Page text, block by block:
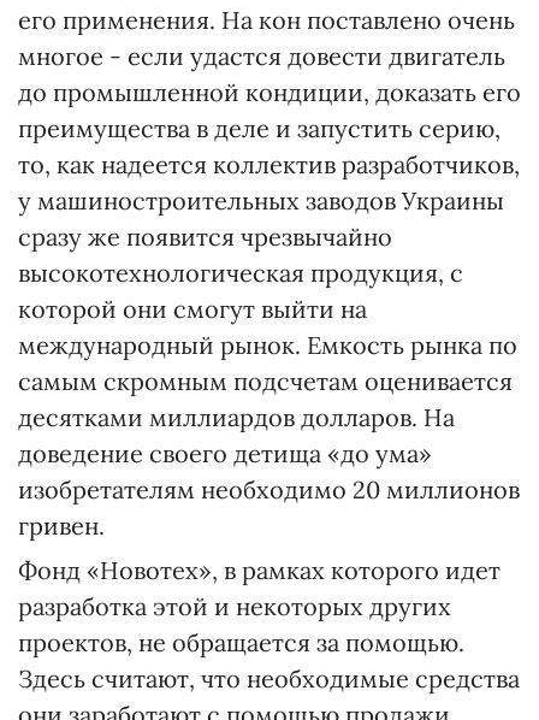
его применения. На кон поставлено очень
многое - если удастся довести двигатель
до промышленной кондиции, доказать его
преимущества в деле и запустить серию,
то, как надеется коллектив разработчиков,
у машиностроительных заводов Украины
сразу же появится чрезвычайно
высокотехнологическая продукция, с
которой они смогут выйти на
международный рынок. Емкость рынка по
самым скромным подсчетам оценивается
десятками миллиардов долларов. На
доведение своего детища «до ума»
изобретателям необходимо 20 миллионов
гривен.
Фонд «Новотех», в рамках которого идет
разработка этой и некоторых других
проектов, не обращается за помощью.
Здесь считают, что необходимые средства